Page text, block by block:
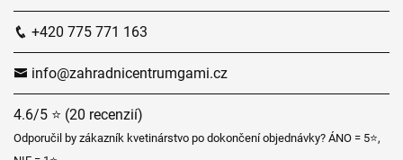
+420 775 771 163
info@zahradnicentrumgami.cz
4.6/5 ⭐ (20 recenzií)
Odporučil by zákazník kvetinárstvo po dokončení objednávky? ÁNO = 5⭐,